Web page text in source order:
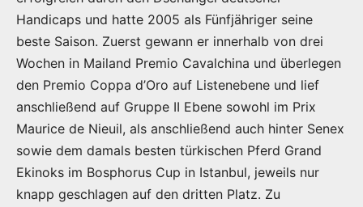
Handicaps und hatte 2005 als Fünfjähriger seine
beste Saison. Zuerst gewann er innerhalb von drei
Wochen in Mailand Premio Cavalchina und überlegen
den Premio Coppa d’Oro auf Listenebene und lief
anschließend auf Gruppe II Ebene sowohl im Prix
Maurice de Nieuil, als anschließend auch hinter Senex
sowie dem damals besten türkischen Pferd Grand
Ekinoks im Bosphorus Cup in Istanbul, jeweils nur
knapp geschlagen auf den dritten Platz. Zu